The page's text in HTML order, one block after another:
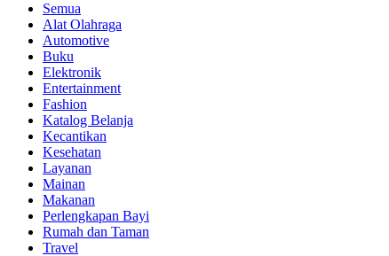
Semua
Alat Olahraga
Automotive
Buku
Elektronik
Entertainment
Fashion
Katalog Belanja
Kecantikan
Kesehatan
Layanan
Mainan
Makanan
Perlengkapan Bayi
Rumah dan Taman
Travel